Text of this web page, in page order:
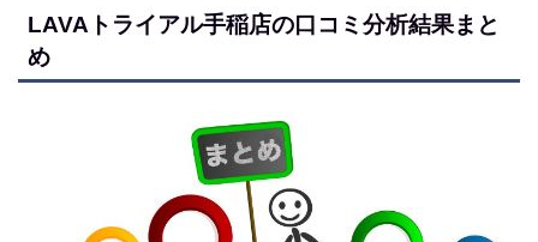
LAVAトライアル手稲店の口コミ分析結果まと
め